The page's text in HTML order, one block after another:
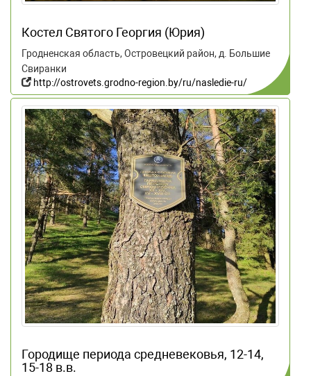
Костел Святого Георгия (Юрия)
Гродненская область, Островецкий район, д. Большие
Свиранки
http://ostrovets.grodno-region.by/ru/nasledie-ru/
Городище периода средневековья, 12-14,
15-18 в.в.